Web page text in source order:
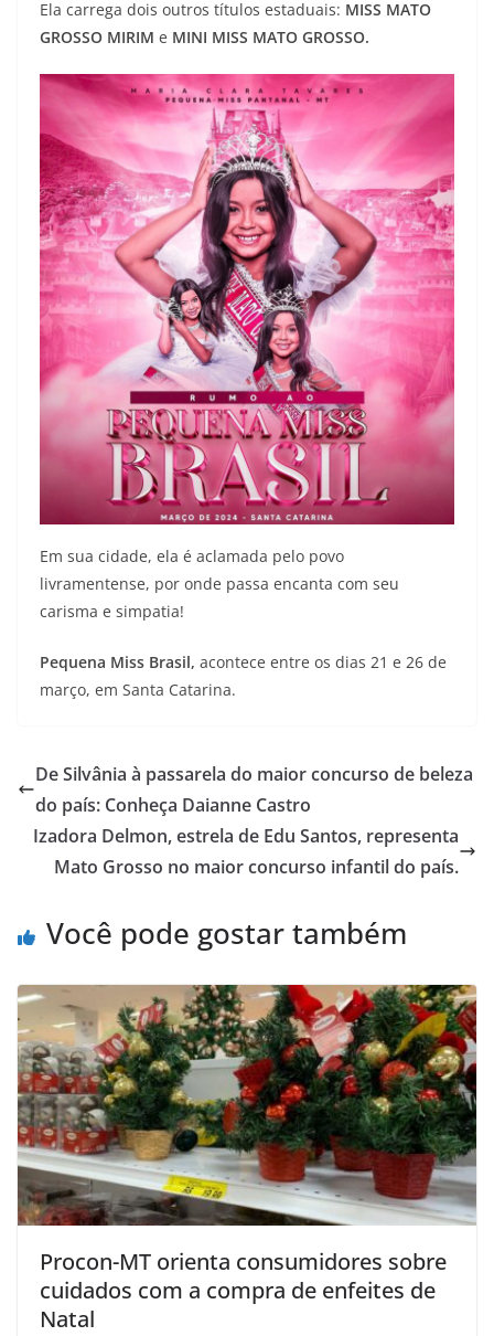
Ela carrega dois outros títulos estaduais: MISS MATO
GROSSO MIRIM e MINI MISS MATO GROSSO.
Em sua cidade, ela é aclamada pelo povo
livramentense, por onde passa encanta com seu
carisma e simpatia!
Pequena Miss Brasil, acontece entre os dias 21 e 26 de
março, em Santa Catarina.
De Silvânia à passarela do maior concurso de beleza
do país: Conheça Daianne Castro
Izadora Delmon, estrela de Edu Santos, representa
Mato Grosso no maior concurso infantil do país.
Você pode gostar também
Procon-MT orienta consumidores sobre
cuidados com a compra de enfeites de
Natal